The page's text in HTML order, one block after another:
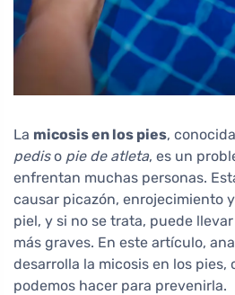
La micosis en los pies,
pediso pie de atleta, es un
enfrentan muchas personas.
causar picazón, enrojecimiento
piel, y si no se trata, puede
más graves. En este artículo,
desarrolla la micosis en los pies,
podemos hacer para prevenirla.